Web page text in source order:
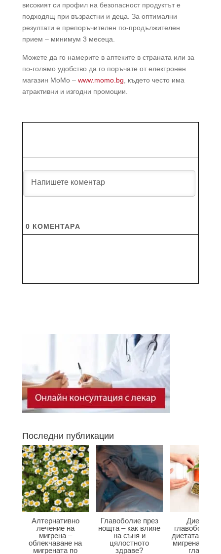
високият си профил на безопасност продуктът е
подходящ при възрастни и деца. За оптимални
резултати е препоръчителен по-продължителен
прием – минимум 3 месеца.
Можете да го намерите в аптеките в страната или за
по-голямо удобство да го поръчате от електронен
магазин МоМо – www.momo.bg , където често има
атрактивни и изгодни промоции.
0 КОМЕНТАРA
Последни публикации
Алтернативно
лечение на
мигрена –
облекчаване на
мигрената по
Главоболие през
нощта – как влияе
на съня и
цялостното
здраве?
Диета при
главоболие –
диетата
мигрена и
главата?